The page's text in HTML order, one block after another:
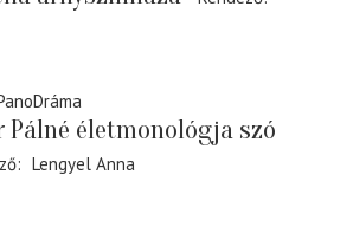
Pálné életmonológja szó
Lengyel Anna